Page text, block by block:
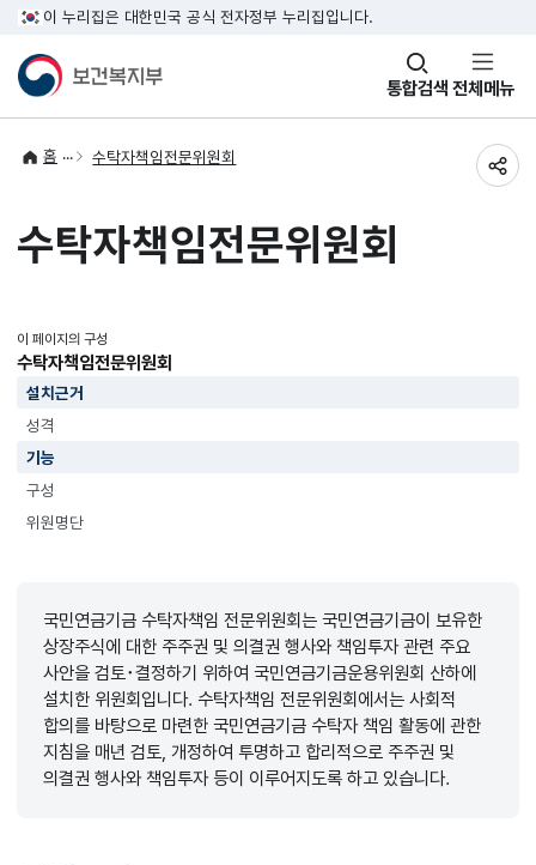
이 누리집은 대한민국 공식 전자정부 누리집입니다.
통합검색
창
열기 전체메뉴
홈 수탁자책임전문위원회
수탁자책임전문위원회
이 페이지의 구성
수탁자책임전문위원회
설치근거
성격
기능
구성
위원명단
국민연금기금 수탁자책임 전문위원회는 국민연금기금이 보유한
상장주식에 대한 주주권 및 의결권 행사와 책임투자 관련 주요
사안을 검토･결정하기 위하여 국민연금기금운용위원회 산하에
설치한 위원회입니다. 수탁자책임 전문위원회에서는 사회적
합의를 바탕으로 마련한 국민연금기금 수탁자 책임 활동에 관한
지침을 매년 검토, 개정하여 투명하고 합리적으로 주주권 및
의결권 행사와 책임투자 등이 이루어지도록 하고 있습니다.